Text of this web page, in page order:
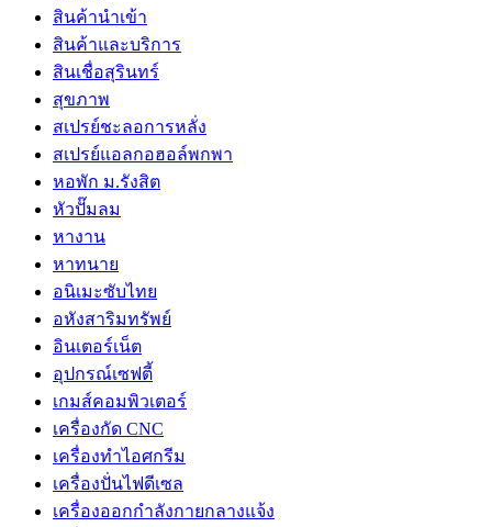
สินค้านำเข้า
สินค้าและบริการ
สินเชื่อสุรินทร์
สุขภาพ
สเปรย์ชะลอการหลั่ง
สเปรย์แอลกอฮอล์พกพา
หอพัก ม.รังสิต
หัวปั๊มลม
หางาน
หาทนาย
อนิเมะซับไทย
อหังสาริมทรัพย์
อินเตอร์เน็ต
อุปกรณ์เซฟตี้
เกมส์คอมพิวเตอร์
เครื่องกัด CNC
เครื่องทำไอศกรีม
เครื่องปั่นไฟดีเซล
เครื่องออกกำลังกายกลางแจ้ง